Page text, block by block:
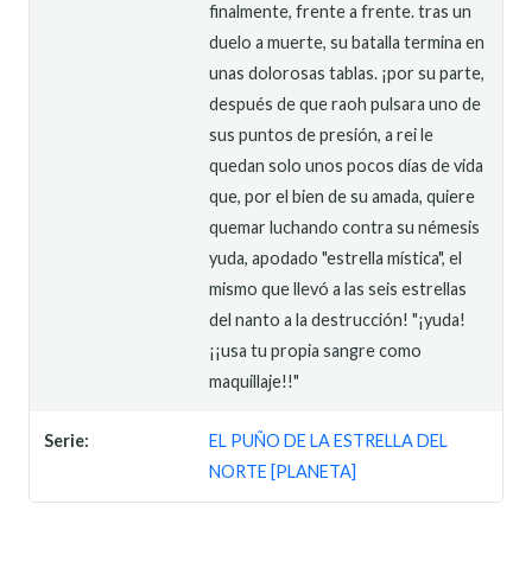
finalmente, frente a frente. tras un
duelo a muerte, su batalla termina en
unas dolorosas tablas. ¡por su parte,
después de que raoh pulsara uno de
sus puntos de presión, a rei le
quedan solo unos pocos días de vida
que, por el bien de su amada, quiere
quemar luchando contra su némesis
yuda, apodado "estrella mística", el
mismo que llevó a las seis estrellas
del nanto a la destrucción! "¡yuda!
¡¡usa tu propia sangre como
maquillaje!!"
Serie:
EL PUÑO DE LA ESTRELLA DEL
NORTE [PLANETA]